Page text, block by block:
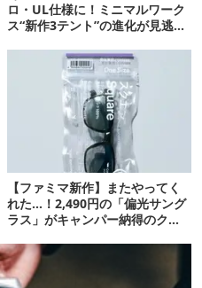
ロ・UL仕様に！ミニマルワーク
ス“新作3テント”の進化が見逃せ
【ファミマ新作】またやってく
れた…！2,490円の「偏光サング
ラス」がキャンパー納得のクオ